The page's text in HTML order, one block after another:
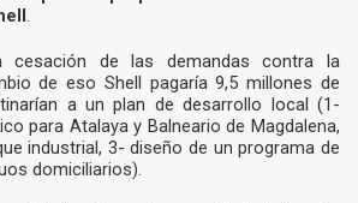
.
cesación de las demandas contra la
de eso Shell pagaría 9,5 millones de
a un plan de desarrollo local (1-
para Atalaya y Balneario de Magdalena,
industrial, 3- diseño de un programa de
domiciliarios).